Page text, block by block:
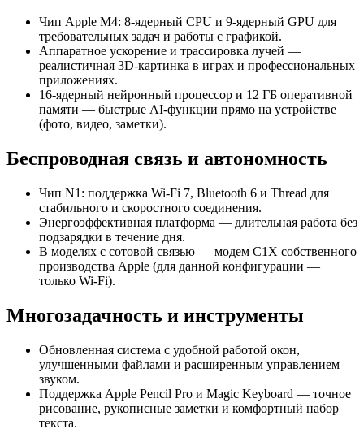
Чип Apple M4: 8‑ядерный CPU и 9‑ядерный GPU для
требовательных задач и работы с графикой.
Аппаратное ускорение и трассировка лучей —
реалистичная 3D‑картинка в играх и профессиональных
приложениях.
16‑ядерный нейронный процессор и 12 ГБ оперативной
памяти — быстрые AI‑функции прямо на устройстве
(фото, видео, заметки).
Беспроводная связь и автономность
Чип N1: поддержка Wi‑Fi 7, Bluetooth 6 и Thread для
стабильного и скоростного соединения.
Энергоэффективная платформа — длительная работа без
подзарядки в течение дня.
В моделях с сотовой связью — модем C1X собственного
производства Apple (для данной конфигурации —
только Wi‑Fi).
Многозадачность и инструменты
Обновленная система с удобной работой окон,
улучшенными файлами и расширенным управлением
звуком.
Поддержка Apple Pencil Pro и Magic Keyboard — точное
рисование, рукописные заметки и комфортный набор
текста.